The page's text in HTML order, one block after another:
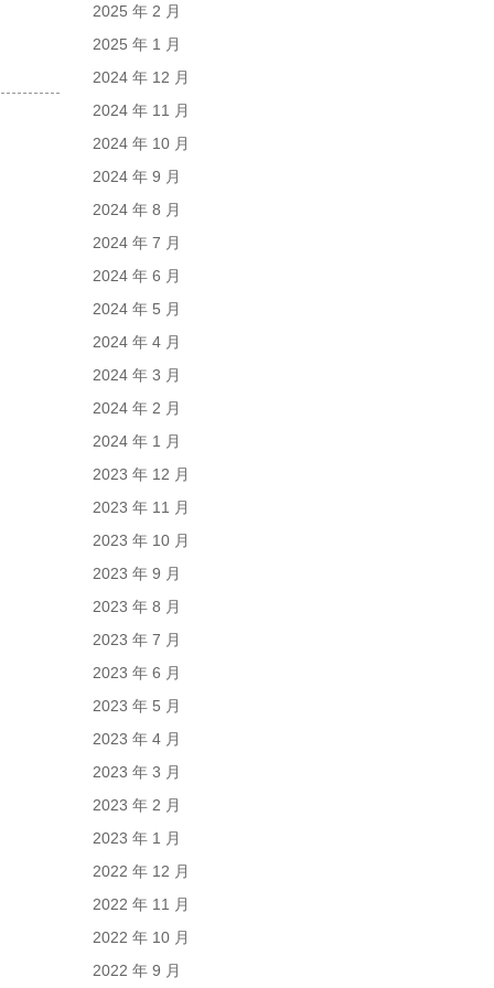
2025 年 2 月
2025 年 1 月
2024 年 12 月
2024 年 11 月
2024 年 10 月
2024 年 9 月
2024 年 8 月
2024 年 7 月
2024 年 6 月
2024 年 5 月
2024 年 4 月
2024 年 3 月
2024 年 2 月
2024 年 1 月
2023 年 12 月
2023 年 11 月
2023 年 10 月
2023 年 9 月
2023 年 8 月
2023 年 7 月
2023 年 6 月
2023 年 5 月
2023 年 4 月
2023 年 3 月
2023 年 2 月
2023 年 1 月
2022 年 12 月
2022 年 11 月
2022 年 10 月
2022 年 9 月